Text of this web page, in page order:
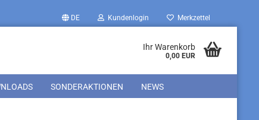
DE Kundenlogin Merkzettel
Ihr Warenkorb
0,00 EUR
SONDERAKTIONEN NEWS